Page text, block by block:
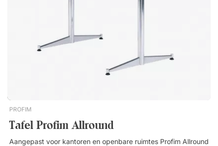
uitstraling. Ruime mangohouten tafelblad. Gladde, zwart
gelakte, ijzeren poten. Mooi en rustiek ontwerp.
PROFIM
Tafel Profim Allround
Aangepast voor kantoren en openbare ruimtes Profim Allround